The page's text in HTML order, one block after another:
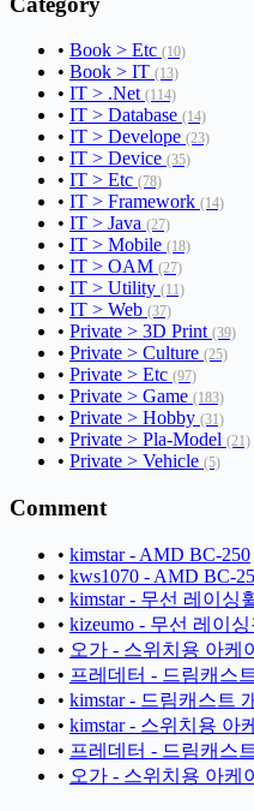
• Book > Etc (10)
• Book > IT (13)
• IT > .Net (114)
• IT > Database (14)
• IT > Develope (23)
• IT > Device (35)
• IT > Etc (78)
• IT > Framework (14)
• IT > Java (27)
• IT > Mobile (18)
• IT > OAM (27)
• IT > Utility (11)
• IT > Web (37)
• Private > 3D Print (39)
• Private > Culture (25)
• Private > Etc (97)
• Private > Game (183)
• Private > Hobby (31)
• Private > Pla-Model (21)
• Private > Vehicle (5)
Comment
• kimstar - AMD BC-250
• kws1070 - AMD BC-
• kimstar - 무선 레이싱
• kizeumo - 무선 레이
• 오가 - 스위치용 아케
• 프레데터 - 드림캐스
• kimstar - 드림캐스트
• kimstar - 스위치용 아
• 프레데터 - 드림캐스
• 오가 - 스위치용 아케